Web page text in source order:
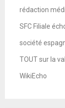
rédaction
SFC Filiale
société
TOUT sur la
WikiEcho